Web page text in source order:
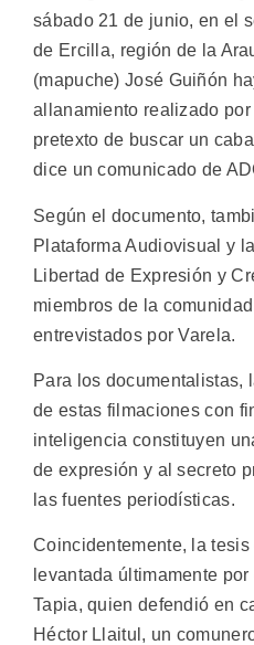
sábado 21 de junio, en el
de Ercilla, región de la
(mapuche) José Guiñón
allanamiento realizado por
pretexto de buscar un
dice un comunicado de
Según el documento,
Plataforma Audiovisual y
Libertad de Expresión y
miembros de la
entrevistados por Varela.
Para los documentalistas,
de estas filmaciones con
inteligencia constituyen
de expresión y al secreto
las fuentes periodísticas.
Coincidentemente, la
levantada últimamente
Tapia, quien defendió en
Héctor Llaitul, un